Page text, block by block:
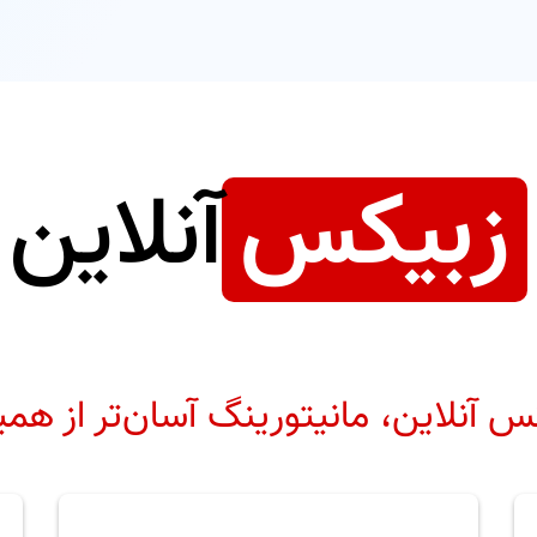
زبیکسآنلاین
آنلاین، مانیتورینگ آسان‌تر از